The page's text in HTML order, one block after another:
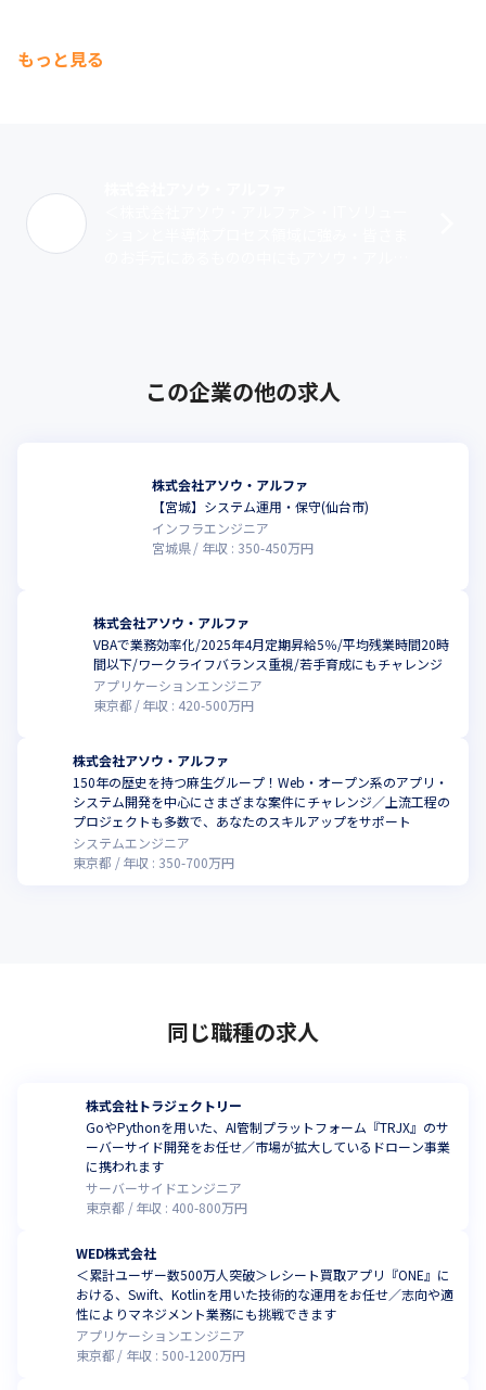
もっと見る
この企業の他の求人
株式会社アソウ・アルファ
【宮城】システム運用・保守(仙台市)
インフラエンジニア
宮城県
年収 : 350-450万円
株式会社アソウ・アルファ
VBAで業務効率化/2025年4月定期昇給5％/平均残業時間20時
間以下/ワークライフバランス重視/若手育成にもチャレンジ
アプリケーションエンジニア
東京都
年収 : 420-500万円
株式会社アソウ・アルファ
150年の歴史を持つ麻生グループ！Web・オープン系のアプリ・
システム開発を中心にさまざまな案件にチャレンジ／上流工程の
プロジェクトも多数で、あなたのスキルアップをサポート
システムエンジニア
東京都
年収 : 350-700万円
同じ職種の求人
株式会社トラジェクトリー
GoやPythonを用いた、AI管制プラットフォーム『TRJX』のサ
ーバーサイド開発をお任せ／市場が拡大しているドローン事業
に携われます
サーバーサイドエンジニア
東京都
年収 : 400-800万円
WED株式会社
＜累計ユーザー数500万人突破＞レシート買取アプリ『ONE』に
おける、Swift、Kotlinを用いた技術的な運用をお任せ／志向や適
性によりマネジメント業務にも挑戦できます
アプリケーションエンジニア
東京都
年収 : 500-1200万円